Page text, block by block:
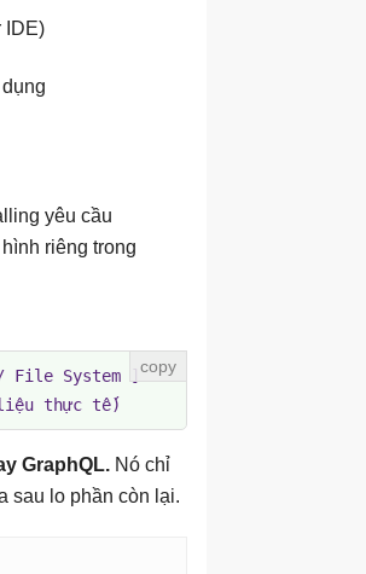
IDE)
yêu cầu
riêng trong
File System ]
thực tế)
GraphQL. Nó chỉ
sau lo phần còn lại.